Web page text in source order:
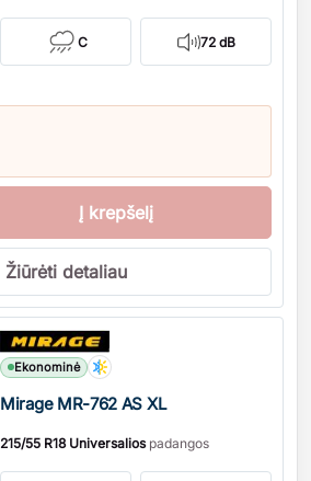
C 72 dB
Į krepšelį
Žiūrėti detaliau
Ekonominė
Mirage MR-762 AS XL
215/55 R18 Universaliospadangos